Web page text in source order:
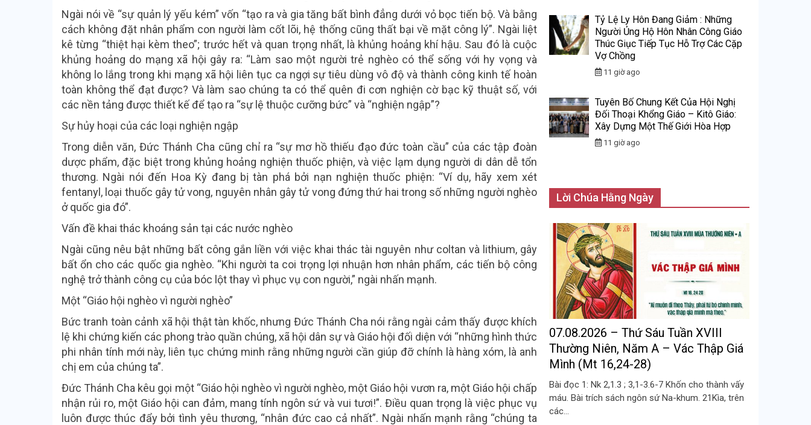
Ngài nói về “sự quản lý yếu kém” vốn “tạo ra và gia tăng bất bình đẳng dưới vỏ bọc tiến bộ. Và bằng
cách không đặt nhân phẩm con người làm cốt lõi, hệ thống cũng thất bại về mặt công lý”. Ngài liệt
kê từng “thiệt hại kèm theo”; trước hết và quan trọng nhất, là khủng hoảng khí hậu. Sau đó là cuộc
khủng hoảng do mạng xã hội gây ra: “Làm sao một người trẻ nghèo có thể sống với hy vọng và
không lo lắng trong khi mạng xã hội liên tục ca ngợi sự tiêu dùng vô độ và thành công kinh tế hoàn
toàn không thể đạt được? Và làm sao chúng ta có thể quên đi cơn nghiện cờ bạc kỹ thuật số, với
các nền tảng được thiết kế để tạo ra “sự lệ thuộc cưỡng bức” và “nghiện ngập”?
Sự hủy hoại của các loại nghiện ngập
Trong diễn văn, Đức Thánh Cha cũng chỉ ra “sự mơ hồ thiếu đạo đức toàn cầu” của các tập đoàn
dược phẩm, đặc biệt trong khủng hoảng nghiện thuốc phiện, và việc lạm dụng người di dân dễ tổn
thương. Ngài nói đến Hoa Kỳ đang bị tàn phá bởi nạn nghiện thuốc phiện: “Ví dụ, hãy xem xét
fentanyl, loại thuốc gây tử vong, nguyên nhân gây tử vong đứng thứ hai trong số những người nghèo
ở quốc gia đó”.
Vấn đề khai thác khoáng sản tại các nước nghèo
Ngài cũng nêu bật những bất công gắn liền với việc khai thác tài nguyên như coltan và lithium, gây
bất ổn cho các quốc gia nghèo. “Khi người ta coi trọng lợi nhuận hơn nhân phẩm, các tiến bộ công
nghệ trở thành công cụ của bóc lột thay vì phục vụ con người,” ngài nhấn mạnh.
Một “Giáo hội nghèo vì người nghèo”
Bức tranh toàn cảnh xã hội thật tàn khốc, nhưng Đức Thánh Cha nói rằng ngài cảm thấy được khích
lệ khi chứng kiến các phong trào quần chúng, xã hội dân sự và Giáo hội đối diện với “những hình thức
phi nhân tính mới này, liên tục chứng minh rằng những người cần giúp đỡ chính là hàng xóm, là anh
chị em của chúng ta”.
Đức Thánh Cha kêu gọi một “Giáo hội nghèo vì người nghèo, một Giáo hội vươn ra, một Giáo hội chấp
nhận rủi ro, một Giáo hội can đảm, mang tính ngôn sứ và vui tươi!”. Điều quan trọng là việc phục vụ
luôn được thúc đẩy bởi tình yêu thương, “nhân đức cao cả nhất”. Ngài nhấn mạnh rằng “chúng ta
Tỷ Lệ Ly Hôn Đang Giảm : Những
Người Ủng Hộ Hôn Nhân Công Giáo
Thúc Giục Tiếp Tục Hỗ Trợ Các Cặp
Vợ Chồng
11 giờ ago
Tuyên Bố Chung Kết Của Hội Nghị
Đối Thoại Khổng Giáo – Kitô Giáo:
Xây Dựng Một Thế Giới Hòa Hợp
11 giờ ago
Lời Chúa Hằng Ngày
07.08.2026 – Thứ Sáu Tuần XVIII
Thường Niên, Năm A – Vác Thập Giá
Mình (Mt 16,24-28)
Bài đọc 1: Nk 2,1.3 ; 3,1-3.6-7 Khốn cho thành vấy
máu. Bài trích sách ngôn sứ Na-khum. 21Kìa, trên
các...